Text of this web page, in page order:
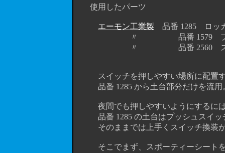
使用したパーツ
エーモン工業製 品番 1285 ロッ
〃 品番 1579 プッシュス
〃 品番 2560 スポーティ
スイッチを押しやすい場所に配置す
品番 1285 から土台部分だけを流用
夜間でも押しやすいようにするには
品番 1285 の土台はプッシュスイッ
そのままでは上手くスイッチ換装
そこでまず、スポーティーシートを